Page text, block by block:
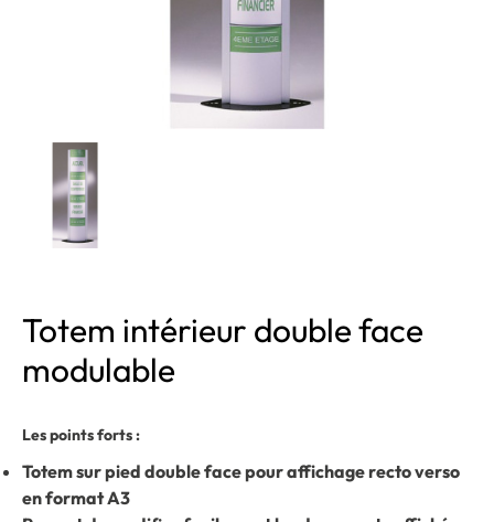
Totem intérieur double face
modulable
Les points forts :
Totem sur pied double face pour affichage recto verso
en format A3